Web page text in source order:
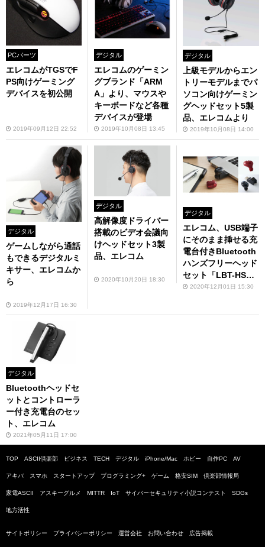
PCパーツ
エレコムがTGSでF
PS向けゲーミング
デバイスを初公開
2019年09月12日 22:52
デジタル
エレコムのゲーミン
グブランド「ARM
A」より、マウスや
キーボードなど各種
デバイスが登場
2019年10月08日 13:45
デジタル
上級モデルからエン
トリーモデルまでパ
ソコン向けゲーミン
グヘッドセット5製
品、エレコムより
2019年10月08日 14:00
デジタル
ゲームしながら通話
もできるデジタルミ
キサー、エレコムか
ら
2019年12月17日 16:30
デジタル
高解像度ドライバー
搭載のビデオ会議向
けヘッドセット3製
品、エレコム
2020年10月20日 18:30
デジタル
エレコム、USB端子
にそのまま挿せる充
電台付きBluetooth
ハンズフリーヘッド
セット「LBT-HSC3
1」など
2020年12月01日 15:30
デジタル
Bluetoothヘッドセ
ットとコントローラ
ー付き充電台のセッ
ト、エレコム
2021年05月11日 17:00
TOP ASCII倶楽部 ビジネス TECH デジタル iPhone/Mac ホビー 自作PC AV
アキバ スマホ スタートアップ プログラミング+ ゲーム 格安SIM 倶楽部情報局
家電ASCII アスキーグルメ MITTR IoT サイバーセキュリティ小説コンテスト SDGs
地方活性
サイトポリシー プライバシーポリシー 運営会社 お問い合わせ 広告掲載